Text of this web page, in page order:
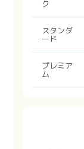
ク
スタンダ
ード
プレミア
ム